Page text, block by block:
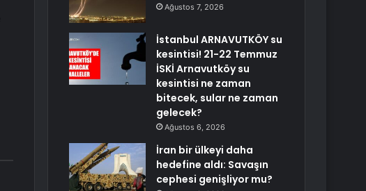
Ağustos 7, 2026
İstanbul ARNAVUTKÖY su
kesintisi! 21-22 Temmuz
İSKİ Arnavutköy su
kesintisi ne zaman
bitecek, sular ne zaman
gelecek?
Ağustos 6, 2026
İran bir ülkeyi daha
hedefine aldı: Savaşın
cephesi genişliyor mu?